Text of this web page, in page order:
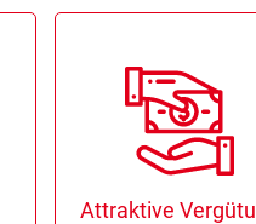
Arbeitskleidung